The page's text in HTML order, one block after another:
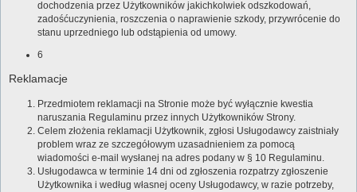
dochodzenia przez Użytkowników jakichkolwiek odszkodowań,
zadośćuczynienia, roszczenia o naprawienie szkody, przywrócenie do
stanu uprzedniego lub odstąpienia od umowy.
6
Reklamacje
Przedmiotem reklamacji na Stronie może być wyłącznie kwestia
naruszania Regulaminu przez innych Użytkowników Strony.
Celem złożenia reklamacji Użytkownik, zgłosi Usługodawcy zaistniały
problem wraz ze szczegółowym uzasadnieniem za pomocą
wiadomości e-mail wysłanej na adres podany w § 10 Regulaminu.
Usługodawca w terminie 14 dni od zgłoszenia rozpatrzy zgłoszenie
Użytkownika i według własnej oceny Usługodawcy, w razie potrzeby,